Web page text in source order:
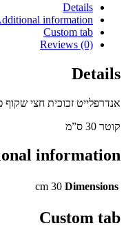
Details
Additional information
Custom tab
Reviews (0)
זכוכית חצי שקוף פס זהב
30 cm
Custom